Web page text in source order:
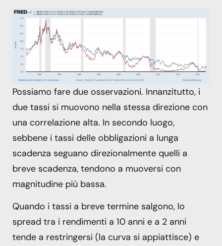
Possiamo fare due osservazioni. Innanzitutto, i
due tassi si muovono nella stessa direzione con
una correlazione alta. In secondo luogo,
sebbene i tassi delle obbligazioni a lunga
scadenza seguano direzionalmente quelli a
breve scadenza, tendono a muoversi con
magnitudine più bassa.
Quando i tassi a breve termine salgono, lo
spread tra i rendimenti a 10 anni e a 2 anni
tende a restringersi (la curva si appiattisce) e